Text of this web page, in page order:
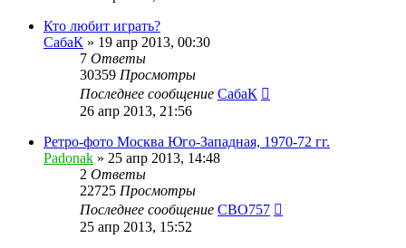
Кто любит играть?
СабаК » 19 апр 2013, 00:30
7 Ответы
30359 Просмотры
Последнее сообщение СабаК
26 апр 2013, 21:56
Ретро-фото Москва Юго-Западная, 1970-72 гг.
Padonak » 25 апр 2013, 14:48
2 Ответы
22725 Просмотры
Последнее сообщение CBO757
25 апр 2013, 15:52